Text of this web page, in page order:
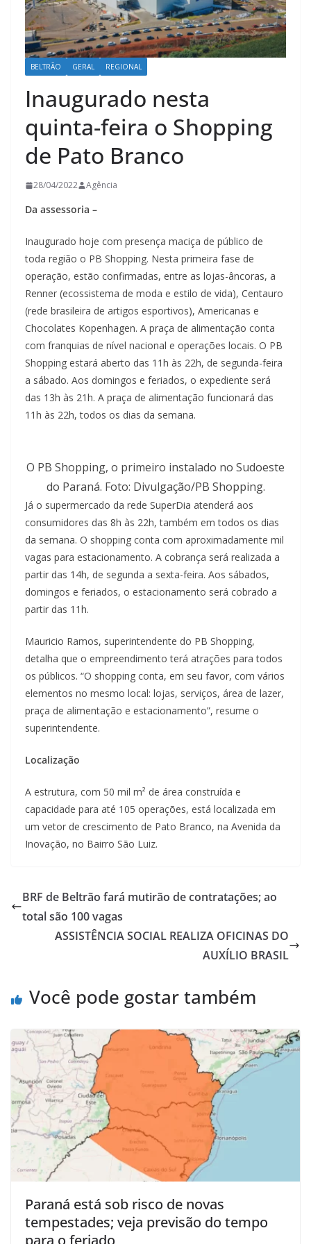
BELTRÃO GERAL REGIONAL
Inaugurado nesta
quinta-feira o Shopping
de Pato Branco
28/04/2022 Agência
Da assessoria –
Inaugurado hoje com presença maciça de público de
toda região o PB Shopping. Nesta primeira fase de
operação, estão confirmadas, entre as lojas-âncoras, a
Renner (ecossistema de moda e estilo de vida), Centauro
(rede brasileira de artigos esportivos), Americanas e
Chocolates Kopenhagen. A praça de alimentação conta
com franquias de nível nacional e operações locais. O PB
Shopping estará aberto das 11h às 22h, de segunda-feira
a sábado. Aos domingos e feriados, o expediente será
das 13h às 21h. A praça de alimentação funcionará das
11h às 22h, todos os dias da semana.
O PB Shopping, o primeiro instalado no Sudoeste
do Paraná. Foto: Divulgação/PB Shopping.
Já o supermercado da rede SuperDia atenderá aos
consumidores das 8h às 22h, também em todos os dias
da semana. O shopping conta com aproximadamente mil
vagas para estacionamento. A cobrança será realizada a
partir das 14h, de segunda a sexta-feira. Aos sábados,
domingos e feriados, o estacionamento será cobrado a
partir das 11h.
Mauricio Ramos, superintendente do PB Shopping,
detalha que o empreendimento terá atrações para todos
os públicos. “O shopping conta, em seu favor, com vários
elementos no mesmo local: lojas, serviços, área de lazer,
praça de alimentação e estacionamento”, resume o
superintendente.
Localização
A estrutura, com 50 mil m² de área construída e
capacidade para até 105 operações, está localizada em
um vetor de crescimento de Pato Branco, na Avenida da
Inovação, no Bairro São Luiz.
BRF de Beltrão fará mutirão de contratações; ao
total são 100 vagas
ASSISTÊNCIA SOCIAL REALIZA OFICINAS DO
AUXÍLIO BRASIL
Você pode gostar também
Paraná está sob risco de novas
tempestades; veja previsão do tempo
para o feriado